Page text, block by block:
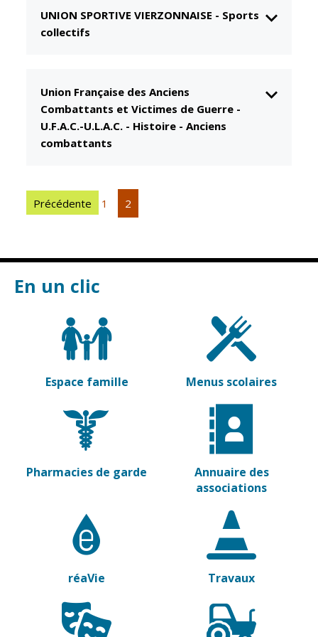
CCAS
Accueil de jour
L'EHPAD
Autonomie
seniors
Centre de
santé
de santé
Établissements
de soins
Pharmacies de
garde
Culture
Théâtre Mac-
Nab / La
Décale
Musée
Découvrir
Vierzon
Archives du
vendredi
Sports
Piscine Charles
Moreira
Équipements
sportifs
Associations
Annuaire des
associations
Démarches
des
associations
UNION SPORTIVE VIERZONNAISE - Sports
collectifs
Union Française des Anciens
Combattants et Victimes de Guerre -
U.F.A.C.-U.L.A.C. - Histoire - Anciens
combattants
Précédente 1 2
En un clic
Espace famille Menus scolaires
Pharmacies de garde
Annuaire des
associations
réaVie Travaux